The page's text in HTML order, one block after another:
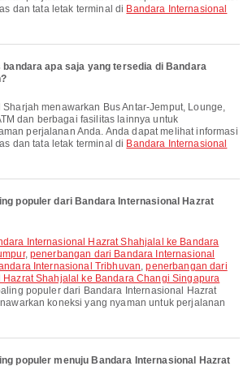
dan tata letak terminal di Bandara Internasional
apa saja yang tersedia di Bandara
dan berbagai fasilitas lainnya untuk
perjalanan Anda. Anda dapat melihat informasi
dan tata letak terminal di Bandara Internasional
populer dari Bandara Internasional Hazrat
, penerbangan dari Bandara Internasional
Internasional Tribhuvan,penerbangan dari
Hazrat Shahjalal ke Bandara Changi Singapura
populer dari Bandara Internasional Hazrat
koneksi yang nyaman untuk perjalanan
populer menuju Bandara Internasional Hazrat